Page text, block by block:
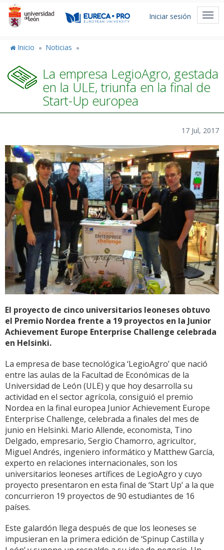
Pasar
contenido
Menú
usuario
Iniciar sesión
Inicio Noticias
La empresa LegioAgro, gestada
en la ULE, triunfa en la final de
Start-Up europea
17 Jul, 2017
El proyecto de cinco universitarios leoneses obtuvo
el Premio Nordea frente a 19 proyectos en la Junior
Achievement Europe Enterprise Challenge celebrada
en Helsinki.
La empresa de base tecnológica ‘LegioAgro’ que nació
entre las aulas de la Facultad de Económicas de la
Universidad de León (ULE) y que hoy desarrolla su
actividad en el sector agrícola, consiguió el premio
Nordea en la final europea Junior Achievement Europe
Enterprise Challenge, celebrada a finales del mes de
junio en Helsinki. Mario Allende, economista, Tino
Delgado, empresario, Sergio Chamorro, agricultor,
Miguel Andrés, ingeniero informático y Matthew García,
experto en relaciones internacionales, son los
universitarios leoneses artífices de LegioAgro y cuyo
proyecto presentaron en esta final de ‘Start Up’ a la que
concurrieron 19 proyectos de 90 estudiantes de 16
países.
Este galardón llega después de que los leoneses se
impusieran en la primera edición de ‘Spinup Castilla y